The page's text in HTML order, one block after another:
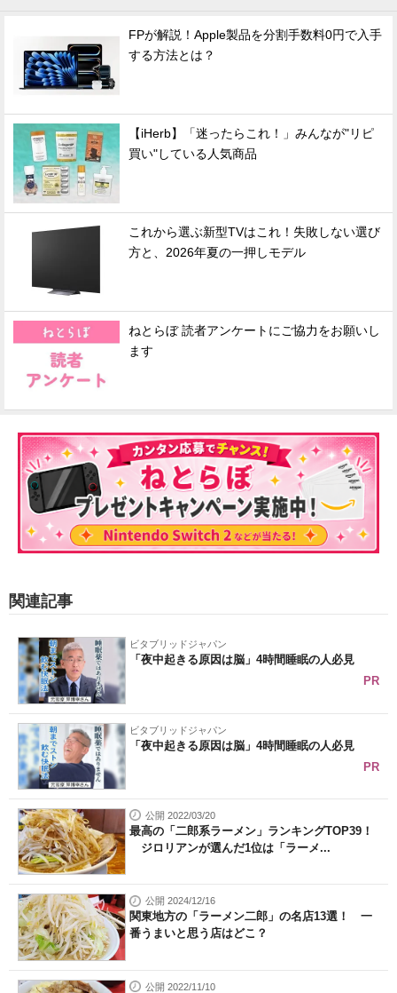
FPが解説！Apple製品を分割手数料0円で入手
する方法とは？
【iHerb】「迷ったらこれ！」みんなが"リピ
買い"している人気商品
これから選ぶ新型TVはこれ！失敗しない選び
方と、2026年夏の一押しモデル
ねとらぼ 読者アンケートにご協力をお願いし
ます
関連記事
ビタブリッドジャパン
「夜中起きる原因は脳」4時間睡眠の人必見
PR
ビタブリッドジャパン
「夜中起きる原因は脳」4時間睡眠の人必見
PR
公開 2022/03/20
最高の「二郎系ラーメン」ランキングTOP39！
ジロリアンが選んだ1位は「ラーメ...
公開 2024/12/16
関東地方の「ラーメン二郎」の名店13選！ 一
番うまいと思う店はどこ？
公開 2022/11/10